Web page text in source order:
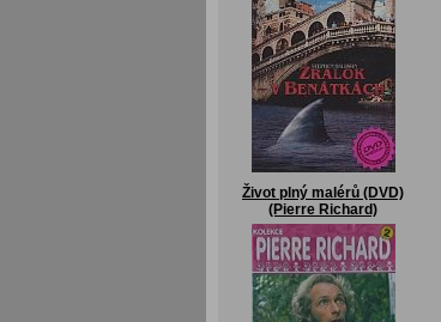
Život plný malérů (DVD)
(Pierre Richard)